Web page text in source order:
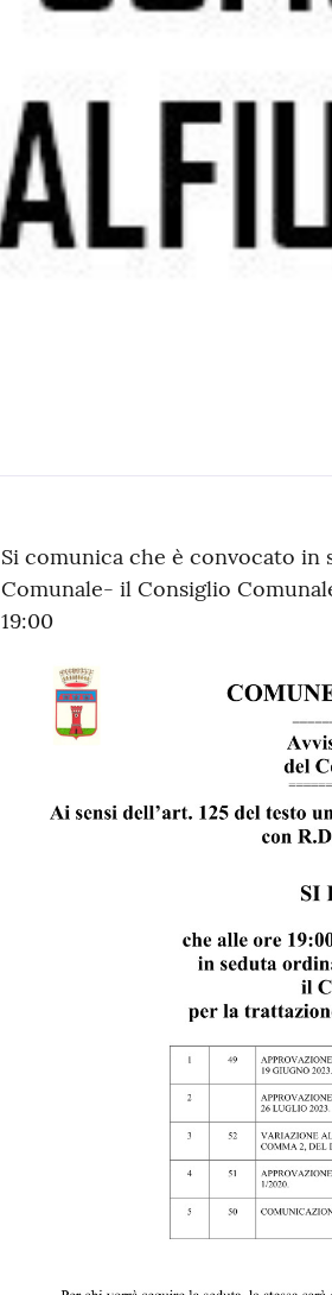
Contenuto
Si comunica che è convocato in
Comunale- il Consiglio
19:00